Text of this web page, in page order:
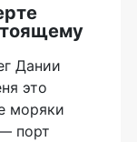
Дании
это
моряки
порт